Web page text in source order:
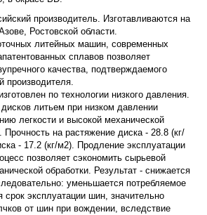
производитель. Изготавливаются на
Ростовской области.
литейных машин, современных
сплавов позволяет
качества, подтверждаемого
производителя.
по технологии низкого давления.
дисков литьем при низком давлении
легкости и высокой механической
Прочность на растяжение диска - 28.8 (кг/
- 17.2 (кг/м2). Продление эксплуатации
позволяет сэкономить сырьевой
обработки. Результат - снижается
уменьшается потребляемое
срок эксплуатации шин, значительно
от шин при вождении, вследствие